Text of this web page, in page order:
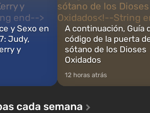
y Sexo en
Judy,
y
A continuación, Guía
código de la puerta
sótano de los Dioses
Oxidados
12 horas atrás
cada semana